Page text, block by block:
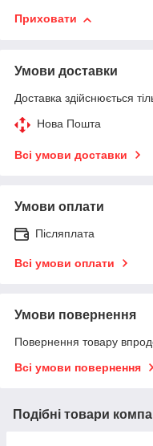
Приховати
Умови доставки
Доставка здійснюється
Нова Пошта
Всі умови доставки
Умови оплати
Післяплата
Всі умови оплати
Умови повернення
Повернення товару
Всі умови повернення
Подібні товари